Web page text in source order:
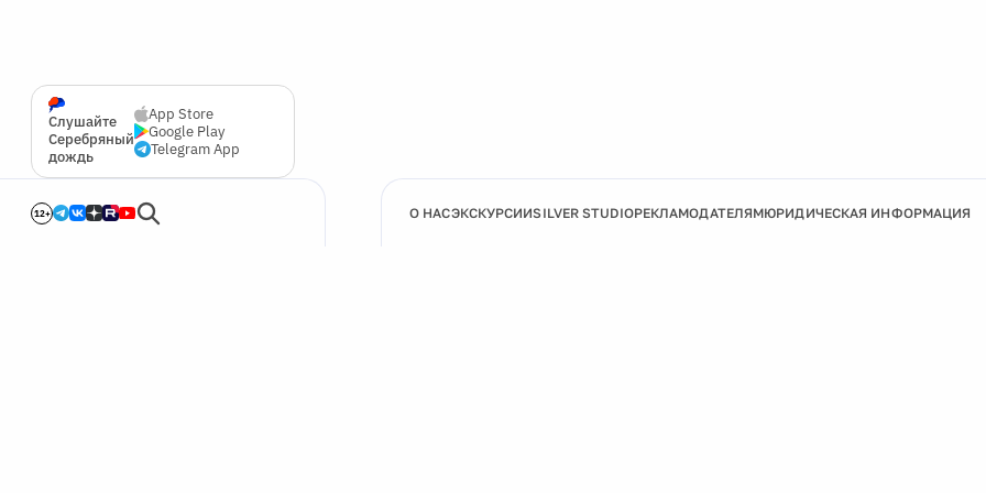
Слушайте
Серебряный
дождь
App Store
Google Play
Telegram App
12+ О НАСЭКСКУРСИИSILVER STUDIOРЕКЛАМОДАТЕЛЯМЮРИДИЧЕСКАЯ ИНФОРМАЦИЯ